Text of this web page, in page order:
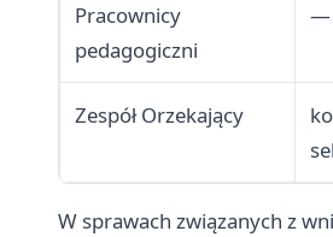
Pracownicy
pedagogiczni
—
Zespół Orzekający
W sprawach związanych z